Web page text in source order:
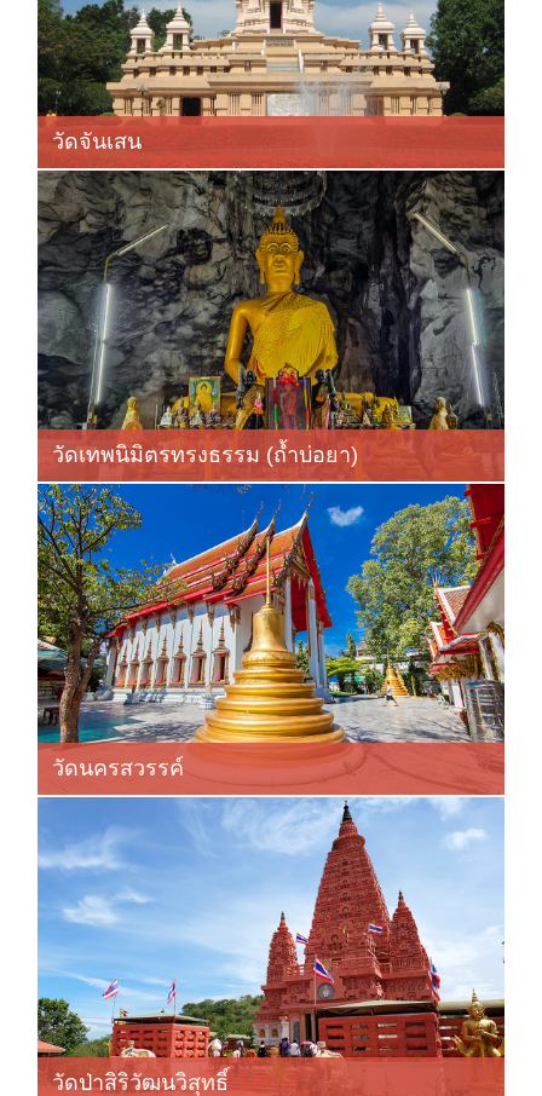
วัดจันเสน
วัดเทพนิมิตรทรงธรรม (ถ้ำบ่อยา)
วัดนครสวรรค์
วัดป่าสิริวัฒนวิสุทธิ์